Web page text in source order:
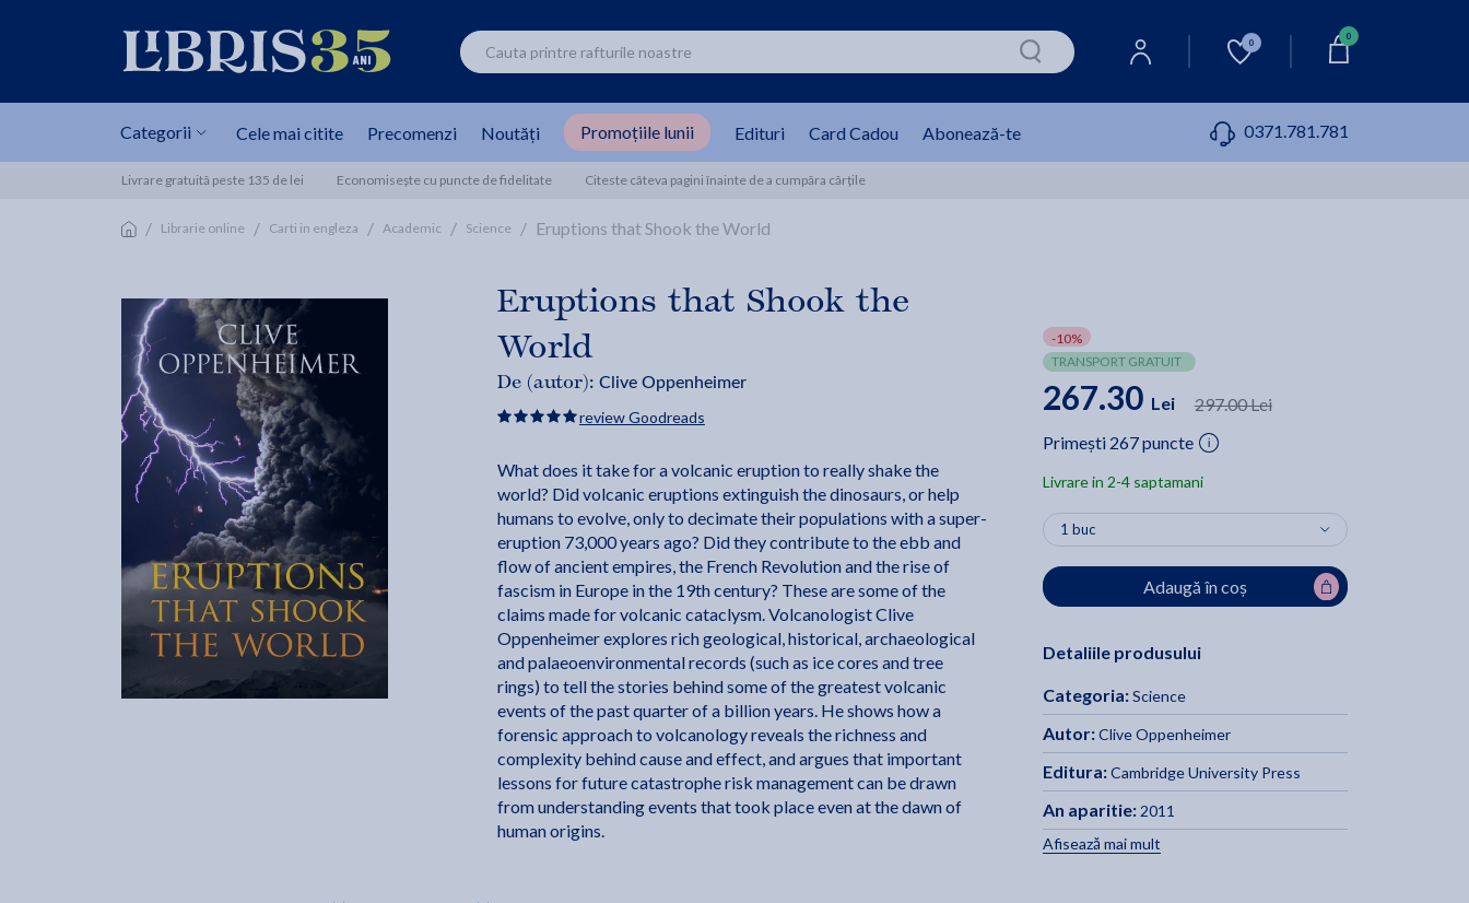
0
0
Categorii Cele mai citite Precomenzi Noutăți Promoțiile lunii Edituri Card Cadou Abonează-te 0371.781.781
Livrare gratuită peste 135 de lei Economisește cu puncte de fidelitate Citeste câteva pagini înainte de a cumpăra cărțile
/ Librarie online / Carti in engleza / Academic / Science / Eruptions that Shook the World
Eruptions that Shook the
World
De (autor): Clive Oppenheimer
review Goodreads
What does it take for a volcanic eruption to really shake the
world? Did volcanic eruptions extinguish the dinosaurs, or help
humans to evolve, only to decimate their populations with a super-
eruption 73,000 years ago? Did they contribute to the ebb and
flow of ancient empires, the French Revolution and the rise of
fascism in Europe in the 19th century? These are some of the
claims made for volcanic cataclysm. Volcanologist Clive
Oppenheimer explores rich geological, historical, archaeological
and palaeoenvironmental records (such as ice cores and tree
rings) to tell the stories behind some of the greatest volcanic
events of the past quarter of a billion years. He shows how a
forensic approach to volcanology reveals the richness and
complexity behind cause and effect, and argues that important
lessons for future catastrophe risk management can be drawn
from understanding events that took place even at the dawn of
human origins.
-10%
TRANSPORT GRATUIT
267.30 Lei
297.00 Lei
Primești 267 puncte
Livrare in 2-4 saptamani
Adaugă în coș
Detaliile produsului
Categoria:Science
Autor:Clive Oppenheimer
Editura:Cambridge University Press
An aparitie:2011
Afisează mai mult